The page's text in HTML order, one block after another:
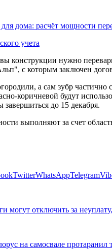
дома: расчёт мощности
учета
конструкции нужно
с которым заключен
а сам зубр
коричневой будут
до 15 декабря.
выполняют за счет
TwitterWhatsAppTelegram
могут отключить за
на самосвале протаранил